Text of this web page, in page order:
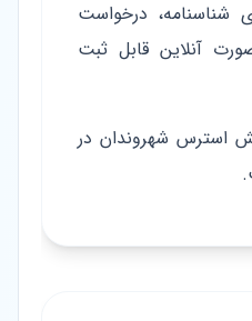
شناسنامه، درخواست
آنلاین قابل ثبت
استرس شهروندان در